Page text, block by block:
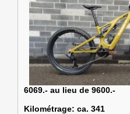
6069.- au lieu de 9600.-
Kilométrage: ca. 341